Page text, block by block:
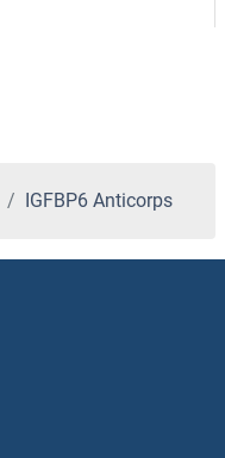
IGFBP6 Anticorps